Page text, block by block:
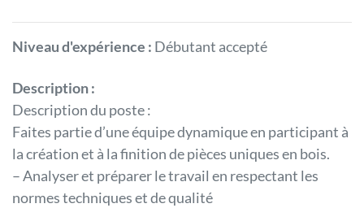
Niveau d'expérience : Débutant accepté
Description :
Description du poste :
Faites partie d’une équipe dynamique en participant à
la création et à la finition de pièces uniques en bois.
– Analyser et préparer le travail en respectant les
normes techniques et de qualité